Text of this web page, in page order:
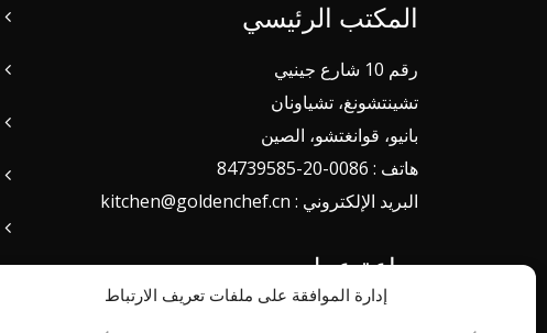
إدارة الموافقة على ملفات تعريف الارتباط
المكتب الرئيسي
رقم 10 شارع جينيي
تشينتشونغ، تشياونان
بانيو، قوانغتشو، الصين
هاتف : 0086-20-84739585
البريد الإلكتروني : kitchen@goldenchef.cn
ساعة عمل